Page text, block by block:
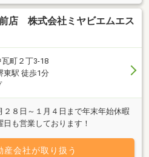
店 株式会社ミヤビエムエス
町２丁3-18
東駅 徒歩1分
８日～１月４日まで年末年始休暇
も営業しております！
産会社が取り扱う